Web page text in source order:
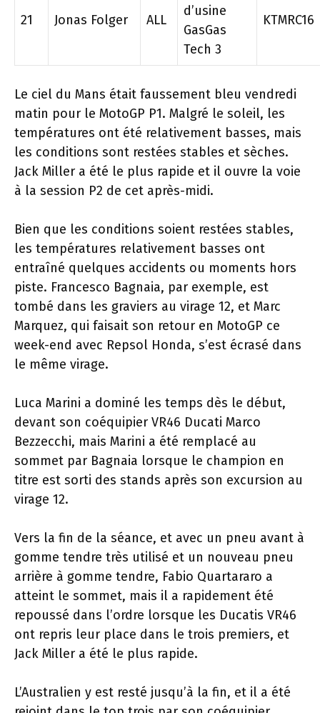
21 Jonas Folger ALL
d’usine
GasGas
Tech 3
KTMRC16
Le ciel du Mans était faussement bleu vendredi
matin pour le MotoGP P1. Malgré le soleil, les
températures ont été relativement basses, mais
les conditions sont restées stables et sèches.
Jack Miller a été le plus rapide et il ouvre la voie
à la session P2 de cet après-midi.
Bien que les conditions soient restées stables,
les températures relativement basses ont
entraîné quelques accidents ou moments hors
piste. Francesco Bagnaia, par exemple, est
tombé dans les graviers au virage 12, et Marc
Marquez, qui faisait son retour en MotoGP ce
week-end avec Repsol Honda, s’est écrasé dans
le même virage.
Luca Marini a dominé les temps dès le début,
devant son coéquipier VR46 Ducati Marco
Bezzecchi, mais Marini a été remplacé au
sommet par Bagnaia lorsque le champion en
titre est sorti des stands après son excursion au
virage 12.
Vers la fin de la séance, et avec un pneu avant à
gomme tendre très utilisé et un nouveau pneu
arrière à gomme tendre, Fabio Quartararo a
atteint le sommet, mais il a rapidement été
repoussé dans l’ordre lorsque les Ducatis VR46
ont repris leur place dans le trois premiers, et
Jack Miller a été le plus rapide.
L’Australien y est resté jusqu’à la fin, et il a été